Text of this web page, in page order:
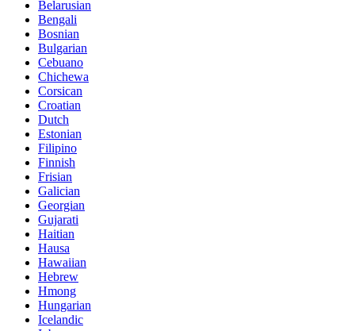
Belarusian
Bengali
Bosnian
Bulgarian
Cebuano
Chichewa
Corsican
Croatian
Dutch
Estonian
Filipino
Finnish
Frisian
Galician
Georgian
Gujarati
Haitian
Hausa
Hawaiian
Hebrew
Hmong
Hungarian
Icelandic